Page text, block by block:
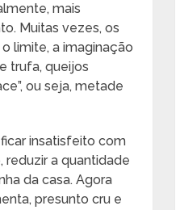
mais
Muitas vezes, os
limite, a imaginação
trufa, queijos
ou seja, metade
insatisfeito com
a quantidade
da casa. Agora
presunto cru e